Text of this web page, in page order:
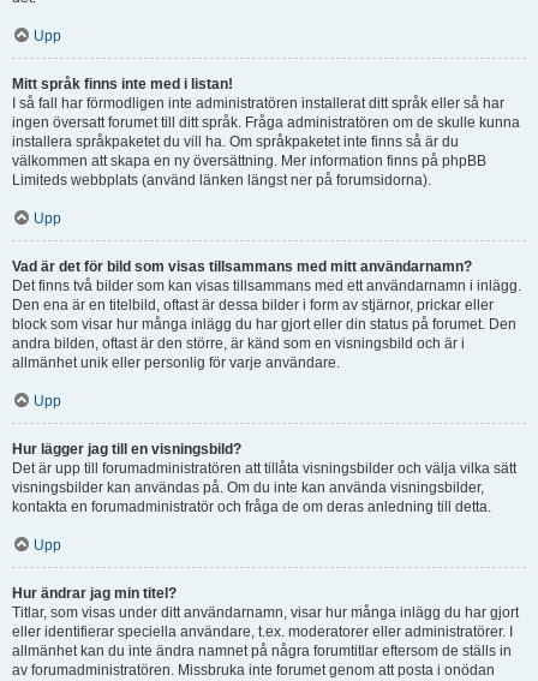
Upp
Mitt språk finns inte med i listan!
I så fall har förmodligen inte administratören installerat ditt språk eller så har
ingen översatt forumet till ditt språk. Fråga administratören om de skulle kunna
installera språkpaketet du vill ha. Om språkpaketet inte finns så är du
välkommen att skapa en ny översättning. Mer information finns på phpBB
Limiteds webbplats (använd länken längst ner på forumsidorna).
Upp
Vad är det för bild som visas tillsammans med mitt användarnamn?
Det finns två bilder som kan visas tillsammans med ett användarnamn i inlägg.
Den ena är en titelbild, oftast är dessa bilder i form av stjärnor, prickar eller
block som visar hur många inlägg du har gjort eller din status på forumet. Den
andra bilden, oftast är den större, är känd som en visningsbild och är i
allmänhet unik eller personlig för varje användare.
Upp
Hur lägger jag till en visningsbild?
Det är upp till forumadministratören att tillåta visningsbilder och välja vilka sätt
visningsbilder kan användas på. Om du inte kan använda visningsbilder,
kontakta en forumadministratör och fråga de om deras anledning till detta.
Upp
Hur ändrar jag min titel?
Titlar, som visas under ditt användarnamn, visar hur många inlägg du har gjort
eller identifierar speciella användare, t.ex. moderatorer eller administratörer. I
allmänhet kan du inte ändra namnet på några forumtitlar eftersom de ställs in
av forumadministratören. Missbruka inte forumet genom att posta i onödan